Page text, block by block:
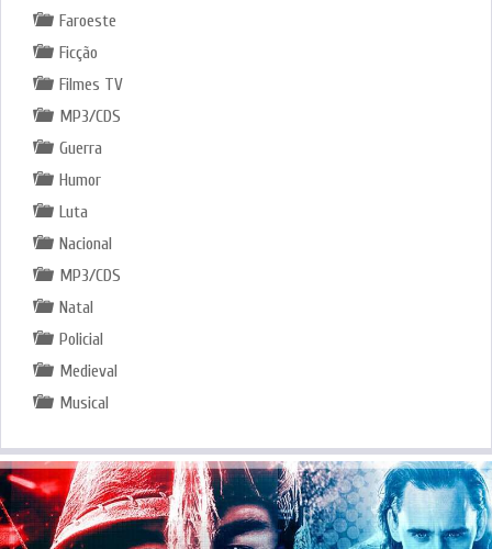
Faroeste
Ficção
Filmes TV
MP3/CDS
Guerra
Humor
Luta
Nacional
MP3/CDS
Natal
Policial
Medieval
Musical